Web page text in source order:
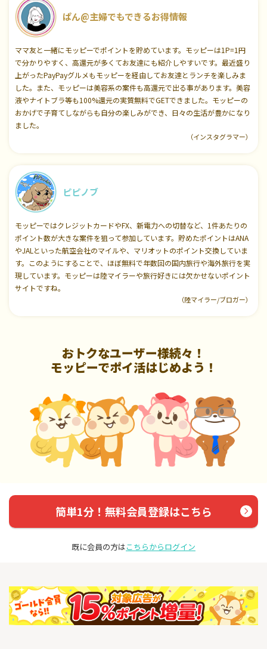
ぱん@主婦でもできるお得情報
ママ友と一緒にモッピーでポイントを貯めています。モッピーは1P=1円
で分かりやすく、高還元が多くてお友達にも紹介しやすいです。最近盛り
上がったPayPayグルメもモッピーを経由してお友達とランチを楽しみま
した。また、モッピーは美容系の案件も高還元で出る事があります。美容
液やナイトブラ等も100%還元の実質無料でGETできました。モッピーの
おかげで子育てしながらも自分の楽しみができ、日々の生活が豊かになり
ました。
（インスタグラマー）
ピピノブ
モッピーではクレジットカードやFX、新電力への切替など、1件あたりの
ポイント数が大きな案件を狙って参加しています。貯めたポイントはANA
やJALといった航空会社のマイルや、マリオットのポイント交換していま
す。このようにすることで、ほぼ無料で年数回の国内旅行や海外旅行を実
現しています。モッピーは陸マイラーや旅行好きには欠かせないポイント
サイトですね。
（陸マイラー/ブロガー）
おトクなユーザー様続々！
モッピーでポイ活はじめよう！
簡単1分！無料会員登録はこちら
既に会員の方はこちらからログイン